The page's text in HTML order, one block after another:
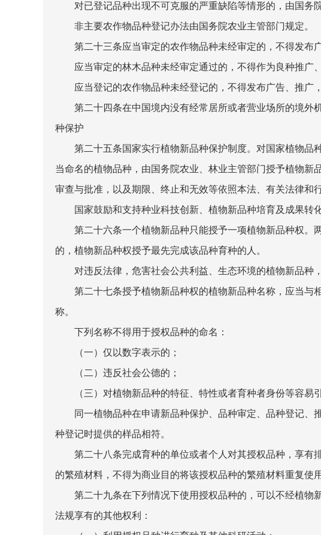
对已登记品种出现不可克服的严重缺陷等情形的，由国务院
非主要农作物品种登记办法由国务院农业主管部门规定。
第二十三条应当审定的农作物品种未经审定的，不得发布广
应当审定的林木品种未经审定通过的，不得作为良种推广
应当登记的农作物品种未经登记的，不得发布广告、推广，
第二十四条在中国境内没有经常居所或者营业场所的境外
种保护
第二十五条国家实行植物新品种保护制度。对国家植物品
当命名的植物品种，由国务院农业、林业主管部门授予植物新
审查与批准，以及期限、终止和无效等依照本法、有关法律和
国家鼓励和支持种业科技创新、植物新品种培育及成果转化
第二十六条一个植物新品种只能授予一项植物新品种权。
的，植物新品种权授予最先完成该品种育种的人。
对违反法律，危害社会公共利益、生态环境的植物新品种，
第二十七条授予植物新品种权的植物新品种名称，应当与
称。
下列名称不得用于授权品种的命名：
（一）仅以数字表示的；
（二）违反社会公德的；
（三）对植物新品种的特征、特性或者育种者身份等容易引
同一植物品种在申请新品种保护、品种审定、品种登记、
种登记时提供的样品相符。
第二十八条完成育种的单位或者个人对其授权品种，享有
的繁殖材料，不得为商业目的将该授权品种的繁殖材料重复使
第二十九条在下列情况下使用授权品种的，可以不经植物
法规享有的其他权利：